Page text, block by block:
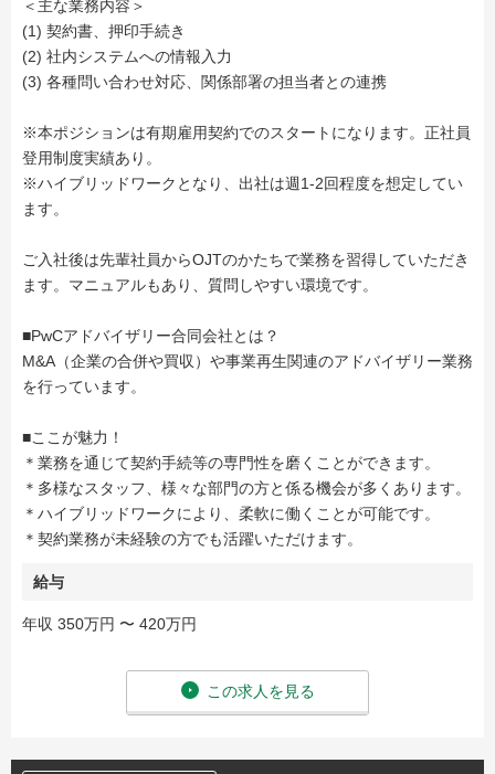
＜主な業務内容＞
(1) 契約書、押印手続き
(2) 社内システムへの情報入力
(3) 各種問い合わせ対応、関係部署の担当者との連携
※本ポジションは有期雇用契約でのスタートになります。正社員
登用制度実績あり。
※ハイブリッドワークとなり、出社は週1-2回程度を想定してい
ます。
ご入社後は先輩社員からOJTのかたちで業務を習得していただき
ます。マニュアルもあり、質問しやすい環境です。
■PwCアドバイザリー合同会社とは？
M&A（企業の合併や買収）や事業再生関連のアドバイザリー業務
を行っています。
■ここが魅力！
＊業務を通じて契約手続等の専門性を磨くことができます。
＊多様なスタッフ、様々な部門の方と係る機会が多くあります。
＊ハイブリッドワークにより、柔軟に働くことが可能です。
＊契約業務が未経験の方でも活躍いただけます。
給与
年収 350万円 〜 420万円
この求人を見る